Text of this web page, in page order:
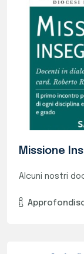
Alcuni nostri